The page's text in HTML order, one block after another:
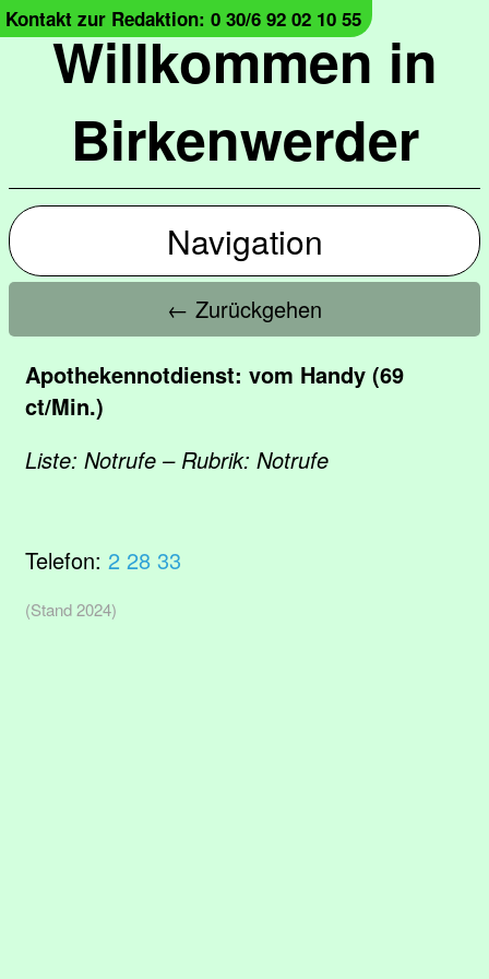
Willkommen in
Birkenwerder
Kontakt zur Redaktion: 0 30/6 92 02 10 55
Navigation
← Zurückgehen
Apothekennotdienst: vom Handy (69
ct/Min.)
Liste: Notrufe – Rubrik: Notrufe
Telefon: 2 28 33
(Stand 2024)